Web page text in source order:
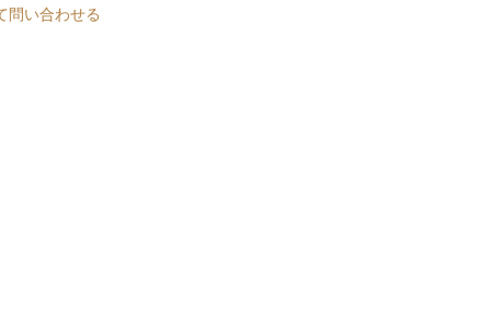
問い合わせる